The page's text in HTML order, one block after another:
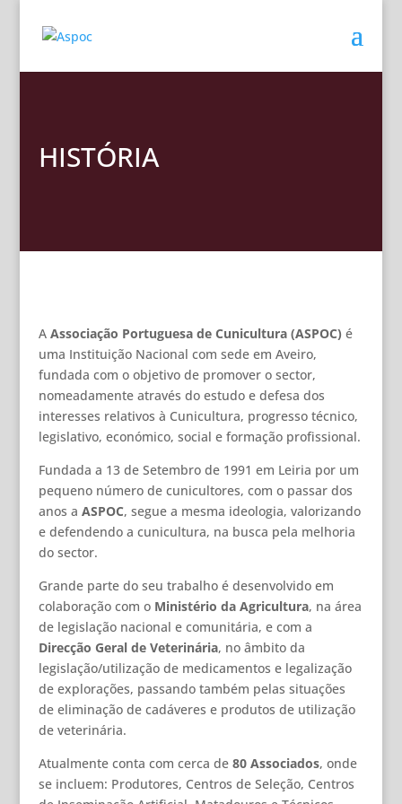
HISTÓRIA
A Associação Portuguesa de Cunicultura (ASPOC) é
uma Instituição Nacional com sede em Aveiro,
fundada com o objetivo de promover o sector,
nomeadamente através do estudo e defesa dos
interesses relativos à Cunicultura, progresso técnico,
legislativo, económico, social e formação profissional.
Fundada a 13 de Setembro de 1991 em Leiria por um
pequeno número de cunicultores, com o passar dos
anos a ASPOC, segue a mesma ideologia, valorizando
e defendendo a cunicultura, na busca pela melhoria
do sector.
Grande parte do seu trabalho é desenvolvido em
colaboração com o Ministério da Agricultura, na área
de legislação nacional e comunitária, e com a
Direcção Geral de Veterinária, no âmbito da
legislação/utilização de medicamentos e legalização
de explorações, passando também pelas situações
de eliminação de cadáveres e produtos de utilização
de veterinária.
Atualmente conta com cerca de 80 Associados, onde
se incluem: Produtores, Centros de Seleção, Centros